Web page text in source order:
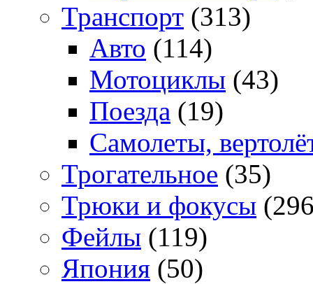
Транспорт (313)
Авто (114)
Мотоциклы (43)
Поезда (19)
Самолеты,
Трогательное (35)
Трюки и фокусы
Фейлы (119)
Япония (50)